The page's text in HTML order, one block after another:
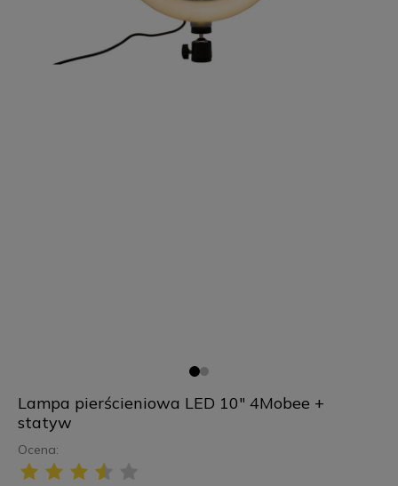
Lampa pierścieniowa LED 10" 4Mobee +
statyw
Ocena: